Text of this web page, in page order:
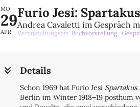
MO
29
APR
Furio Jesi:
Andrea Cavaletti im Gespräch
Veranstaltungsart Buchvorstellung,
Details
Schon 1969 hat Furio Jesi
Berlin im Winter 1918–19